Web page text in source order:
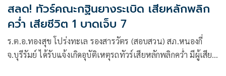
สลด! ทัวร์คณะกฐินยางระเบิด​ เสียหลักพลิก
คว่ำ​ เสียชีวิต 1 บาดเจ็บ 7
ร.ต.อ.ทองสุข โปร่งทะเล รองสารวัตร (สอบสวน) สภ.หนองกี่
จ.บุรีรัมย์ ได้รับแจ้งเกิดอุบัติเหตุ​รถทัวร์เสียหลักพลิกคว่ำ มีผู้เสีย